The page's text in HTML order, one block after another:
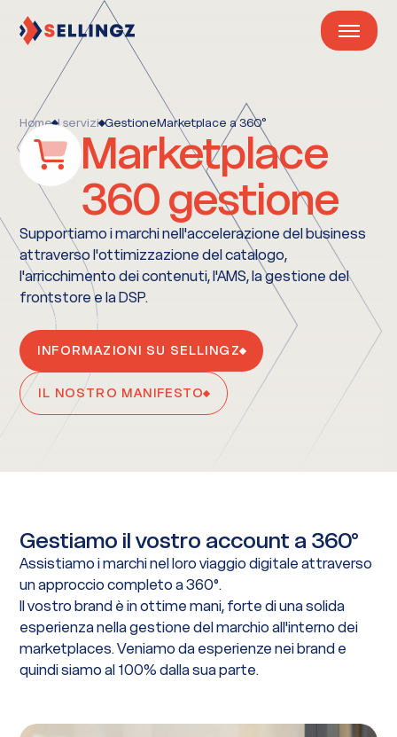
Home I servizi GestioneMarketplace a 360°
Marketplace
360gestione
Supportiamo i marchi nell'accelerazione del business
attraverso l'ottimizzazione del catalogo,
l'arricchimento dei contenuti, l'AMS, la gestione del
frontstore e la DSP.
marketplace 360
INFORMAZIONI SU SELLINGZ
IL NOSTRO MANIFESTO
Gestiamo il vostro account a 360°
Assistiamo i marchi nel loro viaggio digitale attraverso
un approccio completo a 360°.
Il vostro brand è in ottime mani, forte di una solida
esperienza nella gestione del marchio all'interno dei
marketplaces. Veniamo da esperienze nei brand e
quindi siamo al 100% dalla sua parte.